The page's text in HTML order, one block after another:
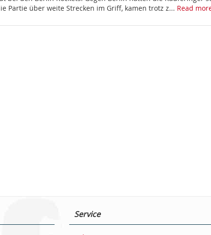
Partie über weite Strecken im Griff, kamen trotz z... Read
Service